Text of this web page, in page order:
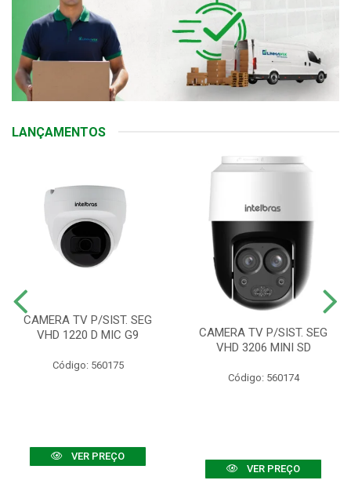
LANÇAMENTOS
CAMERA TV P/SIST. SEG
VHD 1220 D MIC G9
Código: 560175
VER PREÇO
CAMERA TV P/SIST. SEG
VHD 3206 MINI SD
Código: 560174
VER PREÇO